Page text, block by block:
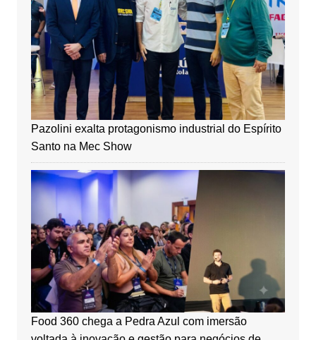
Pazolini exalta protagonismo industrial do Espírito
Santo na Mec Show
Food 360 chega a Pedra Azul com imersão